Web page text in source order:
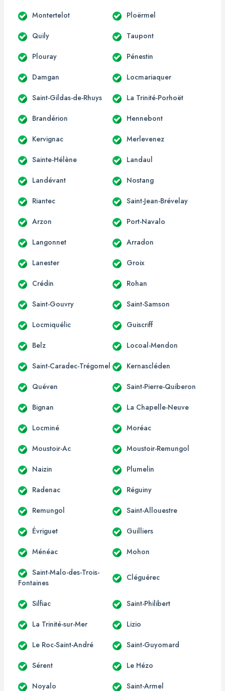
Montertelot Ploërmel
Quily Taupont
Plouray Pénestin
Damgan Locmariaquer
Saint-Gildas-de-Rhuys La Trinité-Porhoët
Brandérion Hennebont
Kervignac Merlevenez
Sainte-Hélène Landaul
Landévant Nostang
Riantec Saint-Jean-Brévelay
Arzon Port-Navalo
Langonnet Arradon
Lanester Groix
Crédin Rohan
Saint-Gouvry Saint-Samson
Locmiquélic Guiscriff
Belz Locoal-Mendon
Saint-Caradec-Trégomel Kernascléden
Quéven Saint-Pierre-Quiberon
Bignan La Chapelle-Neuve
Locminé Moréac
Moustoir-Ac Moustoir-Remungol
Naizin Plumelin
Radenac Réguiny
Remungol Saint-Allouestre
Évriguet Guilliers
Ménéac Mohon
Saint-Malo-des-Trois-
Fontaines
Cléguérec
Silfiac Saint-Philibert
La Trinité-sur-Mer Lizio
Le Roc-Saint-André Saint-Guyomard
Sérent Le Hézo
Noyalo Saint-Armel